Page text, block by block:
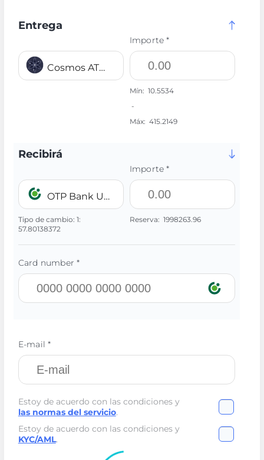
Entrega
Cosmos ATOM
Importe *
Mín: 10.5534
-
Máx: 415.2149
Recibirá
OTP Bank UAH
Tipo de cambio: 1:
57.80138372
Importe *
Reserva: 1998263.96
Card number *
E-mail *
Estoy de acuerdo con las condiciones y
las normas del servicio.
Estoy de acuerdo con las condiciones y
KYC/AML.